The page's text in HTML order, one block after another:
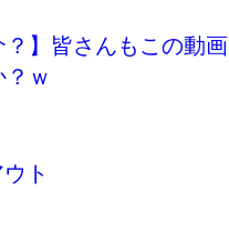
？】皆さんもこの動
ｗ
ト